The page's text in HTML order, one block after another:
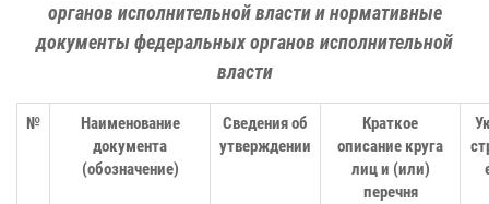
органов исполнительной власти и нормативные
документы федеральных органов исполнительной
власти
№
Наименование
документа
(обозначение)
Сведения об
утверждении
Краткое
описание круга
лиц и (или)
перечня